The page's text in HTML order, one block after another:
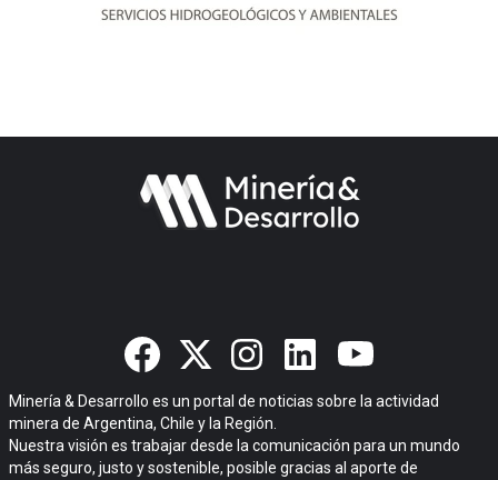
Minería & Desarrollo es un portal de noticias sobre la actividad
minera de Argentina, Chile y la Región.
Nuestra visión es trabajar desde la comunicación para un mundo
más seguro, justo y sostenible, posible gracias al aporte de